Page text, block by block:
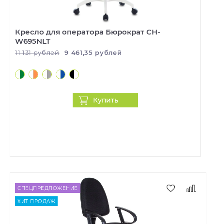
Кресло для оператора Бюрократ CH-
W695NLT
11 131 рублей 9 461,35 рублей
Купить
СПЕЦПРЕДЛОЖЕНИЕ
ХИТ ПРОДАЖ